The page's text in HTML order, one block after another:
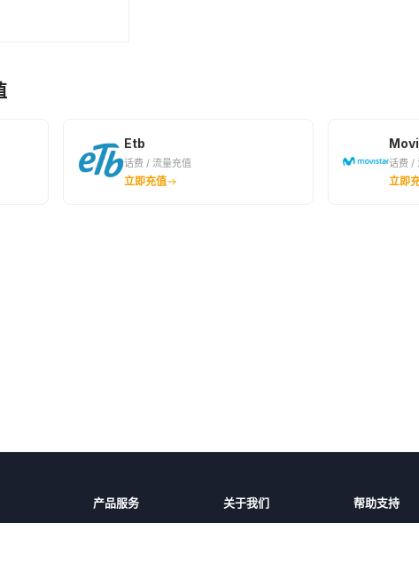
Etb
话费 / 流量充值
立即充值
话费 /
立即
产品服务 关于我们 帮助支持